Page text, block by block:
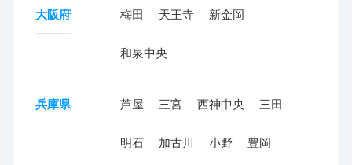
大阪府 梅田 天王寺 新金岡
和泉中央
兵庫県 芦屋 三宮 西神中央 三田
明石 加古川 小野 豊岡